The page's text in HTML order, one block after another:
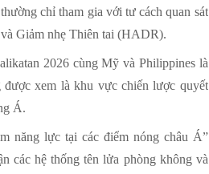
chỉ tham gia với tư cách quan sát
Giảm nhẹ Thiên tai (HADR).
2026 cùng Mỹ và Philippines là
xem là khu vực chiến lược quyết
Á.
năng lực tại các điểm nóng châu Á”
các hệ thống tên lửa phòng không và